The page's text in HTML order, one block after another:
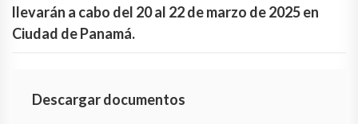
llevarán a cabo del 20 al 22 de marzo de 2025 en
Ciudad de Panamá.
Descargar documentos